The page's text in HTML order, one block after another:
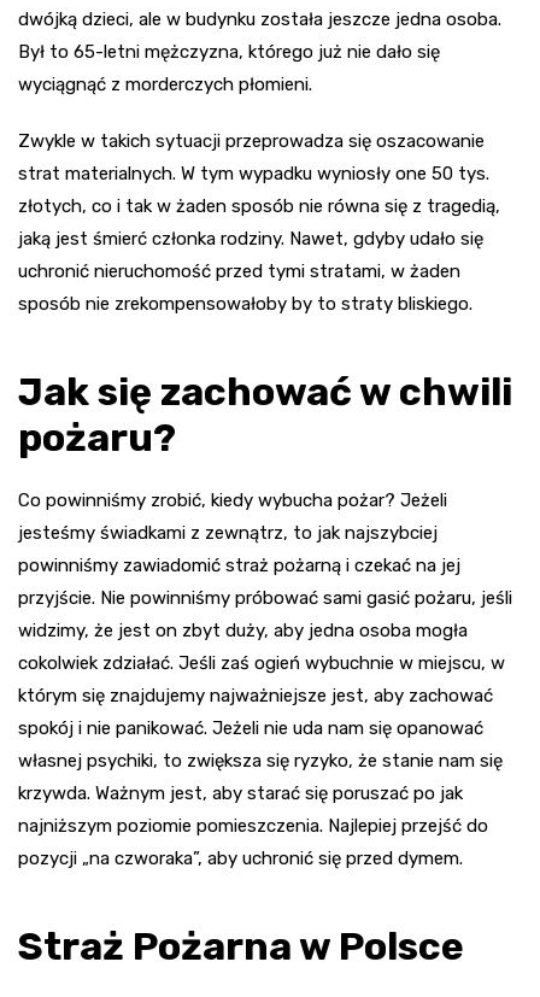
dwójką dzieci, ale w budynku została jeszcze jedna osoba.
Był to 65-letni mężczyzna, którego już nie dało się
wyciągnąć z morderczych płomieni.
Zwykle w takich sytuacji przeprowadza się oszacowanie
strat materialnych. W tym wypadku wyniosły one 50 tys.
złotych, co i tak w żaden sposób nie równa się z tragedią,
jaką jest śmierć członka rodziny. Nawet, gdyby udało się
uchronić nieruchomość przed tymi stratami, w żaden
sposób nie zrekompensowałoby by to straty bliskiego.
Jak się zachować w chwili
pożaru?
Co powinniśmy zrobić, kiedy wybucha pożar? Jeżeli
jesteśmy świadkami z zewnątrz, to jak najszybciej
powinniśmy zawiadomić straż pożarną i czekać na jej
przyjście. Nie powinniśmy próbować sami gasić pożaru, jeśli
widzimy, że jest on zbyt duży, aby jedna osoba mogła
cokolwiek zdziałać. Jeśli zaś ogień wybuchnie w miejscu, w
którym się znajdujemy najważniejsze jest, aby zachować
spokój i nie panikować. Jeżeli nie uda nam się opanować
własnej psychiki, to zwiększa się ryzyko, że stanie nam się
krzywda. Ważnym jest, aby starać się poruszać po jak
najniższym poziomie pomieszczenia. Najlepiej przejść do
pozycji „na czworaka”, aby uchronić się przed dymem.
Straż Pożarna w Polsce